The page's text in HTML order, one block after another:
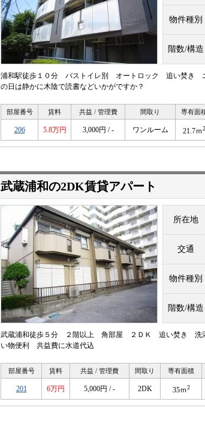
物件種別
階数/構造
浦和駅徒歩１０分 バストイレ別 オートロック 追い焚き
の日は静かに木陰で読書などいかがですか？
部屋番号 賃料 共益 / 管理費 間取り 専有面
206 5.8万円 3,000円 / - ワンルーム 21.7ｍ2
武蔵浦和の2DK賃貸アパート
所在地
交通
物件種別
階数/構造
武蔵浦和徒歩５分 ２階以上 角部屋 ２ＤＫ 追い焚き 洗
い物便利 共益費に水道代込
部屋番号 賃料 共益 / 管理費 間取り 専有面積
201 6万円 5,000円 / - 2DK 35ｍ2